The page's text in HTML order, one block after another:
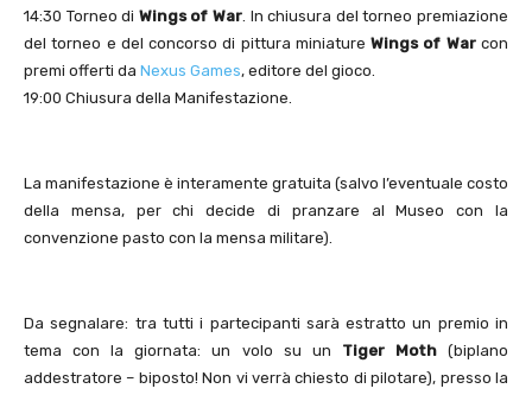
14:30 Torneo di Wings of War. In chiusura del torneo premiazione
del torneo e del concorso di pittura miniatureWings of Warcon
premi offerti da Nexus Games, editore del gioco.
19:00 Chiusura della Manifestazione.
La manifestazione è interamente gratuita (salvo l’eventuale costo
della mensa, per chi decide di pranzare al Museo con la
convenzione pasto con la mensa militare).
Da segnalare: tra tutti i partecipanti sarà estratto un premio in
tema con la giornata: un volo su un Tiger Moth(biplano
addestratore – biposto! Non vi verrà chiesto di pilotare), presso la